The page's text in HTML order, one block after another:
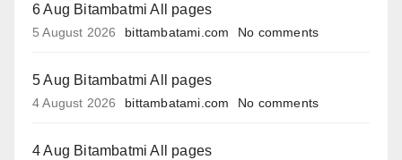
6 Aug Bitambatmi All pages
5 August 2026 bittambatami.com No comments
5 Aug Bitambatmi All pages
4 August 2026 bittambatami.com No comments
4 Aug Bitambatmi All pages